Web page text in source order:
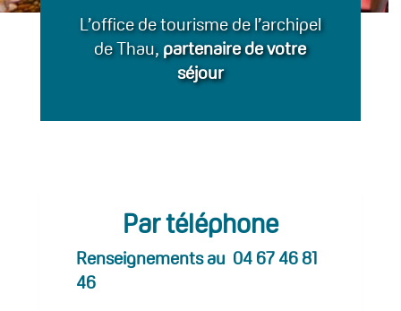
L’office de tourisme de l’archipel
de Thau, partenaire de votre
séjour
Par téléphone
Renseignements au 04 67 46 81
46